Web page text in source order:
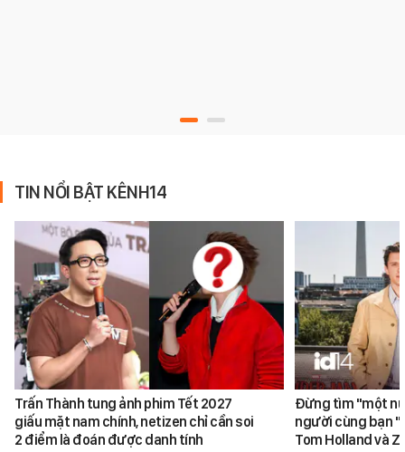
TIN NỔI BẬT KÊNH14
Trấn Thành tung ảnh phim Tết 2027
giấu mặt nam chính, netizen chỉ cần soi
2 điểm là đoán được danh tính
Đừng tìm "một
người cùng bạn
Tom Holland và